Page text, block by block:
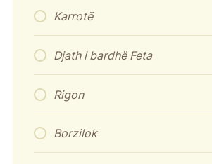
Karrotë
Djath i bardhë Feta
Rigon
Borzilok